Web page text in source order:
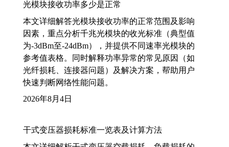
光模块接收功率多少是正常
本文详细解答光模块接收功率的正常范围及影响
因素，重点分析千兆光模块的收光标准（典型值
为-3dBm至-24dBm），并提供不同速率光模块的
参考值表格。同时解释功率异常的常见原因（如
光纤损耗、连接器问题）及解决方案，帮助用户
快速判断网络性能问题。
2026年8月4日
干式变压器损耗标准一览表及计算方法